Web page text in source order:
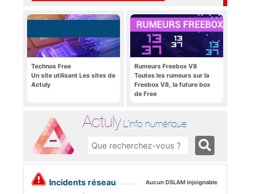
Technos Free
Un site utilisant Les sites de
Actuly
Rumeurs Freebox V8
Toutes les rumeurs sur la
Freebox V8, la future box
de Free
Actuly L'info numérique
Incidents réseau Aucun DSLAM injoignable